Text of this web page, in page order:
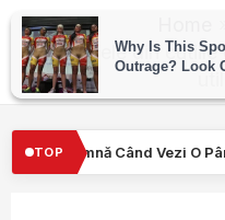
Skip
content
Pliculețele din cutiile
TOPAlbă Atârnată De